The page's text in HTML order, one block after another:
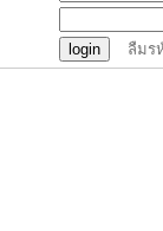
ลืมร